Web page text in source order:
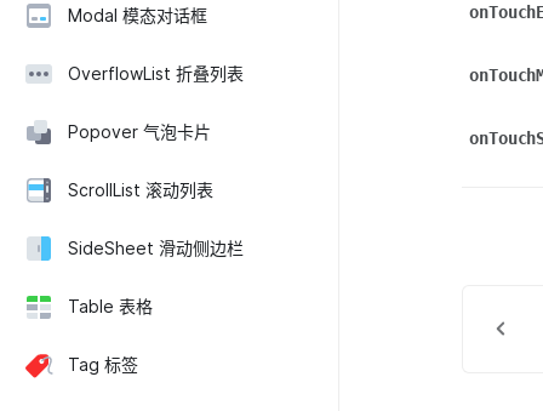
Modal 模态对话框
OverflowList 折叠列表
Popover 气泡卡片
ScrollList 滚动列表
SideSheet 滑动侧边栏
Table 表格
Tag 标签